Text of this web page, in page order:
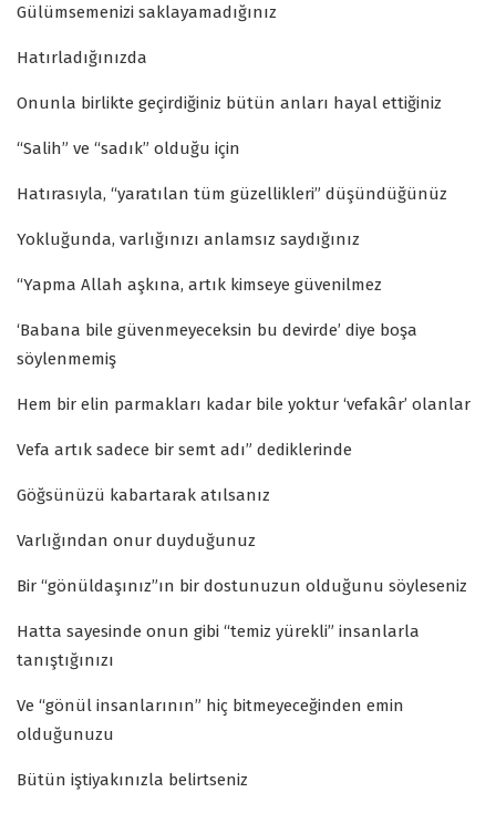
Gülümsemenizi saklayamadığınız
Hatırladığınızda
Onunla birlikte geçirdiğiniz bütün anları hayal ettiğiniz
“Salih” ve “sadık” olduğu için
Hatırasıyla, “yaratılan tüm güzellikleri” düşündüğünüz
Yokluğunda, varlığınızı anlamsız saydığınız
“Yapma Allah aşkına, artık kimseye güvenilmez
‘Babana bile güvenmeyeceksin bu devirde’ diye boşa
söylenmemiş
Hem bir elin parmakları kadar bile yoktur ‘vefakâr’ olanlar
Vefa artık sadece bir semt adı” dediklerinde
Göğsünüzü kabartarak atılsanız
Varlığından onur duyduğunuz
Bir “gönüldaşınız”ın bir dostunuzun olduğunu söyleseniz
Hatta sayesinde onun gibi “temiz yürekli” insanlarla
tanıştığınızı
Ve “gönül insanlarının” hiç bitmeyeceğinden emin
olduğunuzu
Bütün iştiyakınızla belirtseniz